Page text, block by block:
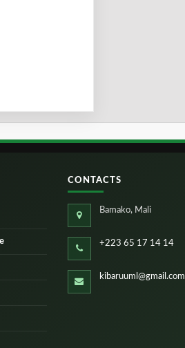
CONTACTS
Bamako, Mali
+223 65 17 14 14
kibaruuml@gmail.com